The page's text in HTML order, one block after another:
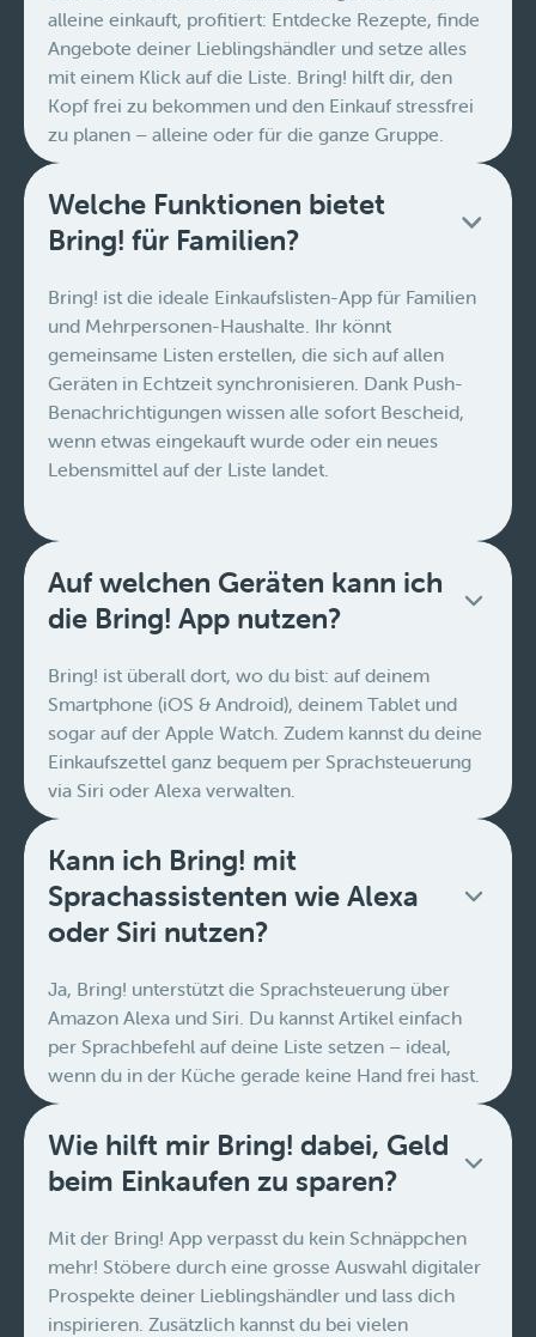
alleine einkauft, profitiert: Entdecke Rezepte, finde
Angebote deiner Lieblingshändler und setze alles
mit einem Klick auf die Liste. Bring! hilft dir, den
Kopf frei zu bekommen und den Einkauf stressfrei
zu planen – alleine oder für die ganze Gruppe.
Welche Funktionen bietet
Bring! für Familien?
Bring! ist die ideale Einkaufslisten-App für Familien
und Mehrpersonen-Haushalte. Ihr könnt
gemeinsame Listen erstellen, die sich auf allen
Geräten in Echtzeit synchronisieren. Dank Push-
Benachrichtigungen wissen alle sofort Bescheid,
wenn etwas eingekauft wurde oder ein neues
Lebensmittel auf der Liste landet.
Auf welchen Geräten kann ich
die Bring! App nutzen?
Bring! ist überall dort, wo du bist: auf deinem
Smartphone (iOS & Android), deinem Tablet und
sogar auf der Apple Watch. Zudem kannst du deine
Einkaufszettel ganz bequem per Sprachsteuerung
via Siri oder Alexa verwalten.
Kann ich Bring! mit
Sprachassistenten wie Alexa
oder Siri nutzen?
Ja, Bring! unterstützt die Sprachsteuerung über
Amazon Alexa und Siri. Du kannst Artikel einfach
per Sprachbefehl auf deine Liste setzen – ideal,
wenn du in der Küche gerade keine Hand frei hast.
Wie hilft mir Bring! dabei, Geld
beim Einkaufen zu sparen?
Mit der Bring! App verpasst du kein Schnäppchen
mehr! Stöbere durch eine grosse Auswahl digitaler
Prospekte deiner Lieblingshändler und lass dich
inspirieren. Zusätzlich kannst du bei vielen